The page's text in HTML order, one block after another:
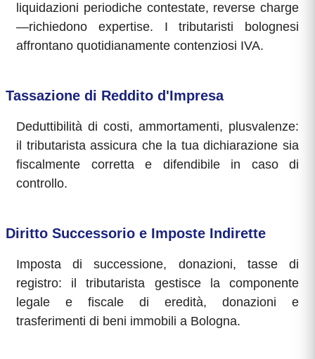
liquidazioni periodiche contestate, reverse charge
—richiedono expertise. I tributaristi bolognesi
affrontano quotidianamente contenziosi IVA.
Tassazione di Reddito d'Impresa
Deduttibilità di costi, ammortamenti, plusvalenze:
il tributarista assicura che la tua dichiarazione sia
fiscalmente corretta e difendibile in caso di
controllo.
Diritto Successorio e Imposte Indirette
Imposta di successione, donazioni, tasse di
registro: il tributarista gestisce la componente
legale e fiscale di eredità, donazioni e
trasferimenti di beni immobili a Bologna.